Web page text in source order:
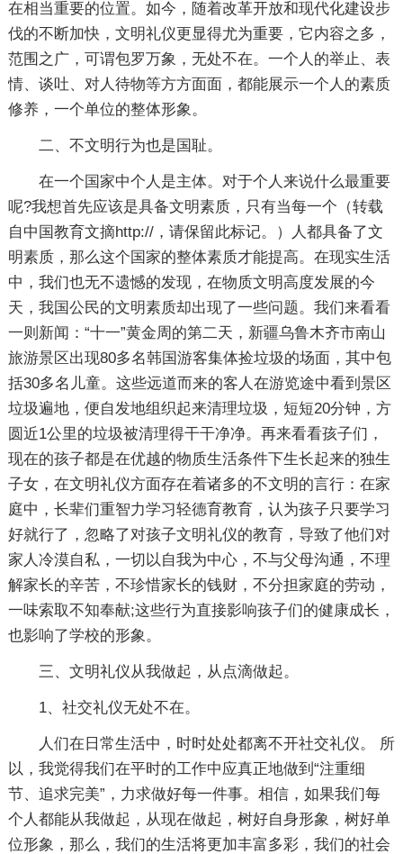
在相当重要的位置。如今，随着改革开放和现代化建设步
伐的不断加快，文明礼仪更显得尤为重要，它内容之多，
范围之广，可谓包罗万象，无处不在。一个人的举止、表
情、谈吐、对人待物等方方面面，都能展示一个人的素质
修养，一个单位的整体形象。
二、不文明行为也是国耻。
在一个国家中个人是主体。对于个人来说什么最重要
呢?我想首先应该是具备文明素质，只有当每一个（转载
自中国教育文摘http://，请保留此标记。）人都具备了文
明素质，那么这个国家的整体素质才能提高。在现实生活
中，我们也无不遗憾的发现，在物质文明高度发展的今
天，我国公民的文明素质却出现了一些问题。我们来看看
一则新闻：“十一”黄金周的第二天，新疆乌鲁木齐市南山
旅游景区出现80多名韩国游客集体捡垃圾的场面，其中包
括30多名儿童。这些远道而来的客人在游览途中看到景区
垃圾遍地，便自发地组织起来清理垃圾，短短20分钟，方
圆近1公里的垃圾被清理得干干净净。再来看看孩子们，
现在的孩子都是在优越的物质生活条件下生长起来的独生
子女，在文明礼仪方面存在着诸多的不文明的言行：在家
庭中，长辈们重智力学习轻德育教育，认为孩子只要学习
好就行了，忽略了对孩子文明礼仪的教育，导致了他们对
家人冷漠自私，一切以自我为中心，不与父母沟通，不理
解家长的辛苦，不珍惜家长的钱财，不分担家庭的劳动，
一味索取不知奉献;这些行为直接影响孩子们的健康成长，
也影响了学校的形象。
三、文明礼仪从我做起，从点滴做起。
1、社交礼仪无处不在。
人们在日常生活中，时时处处都离不开社交礼仪。 所
以，我觉得我们在平时的工作中应真正地做到“注重细
节、追求完美”，力求做好每一件事。相信，如果我们每
个人都能从我做起，从现在做起，树好自身形象，树好单
位形象，那么，我们的生活将更加丰富多彩，我们的社会